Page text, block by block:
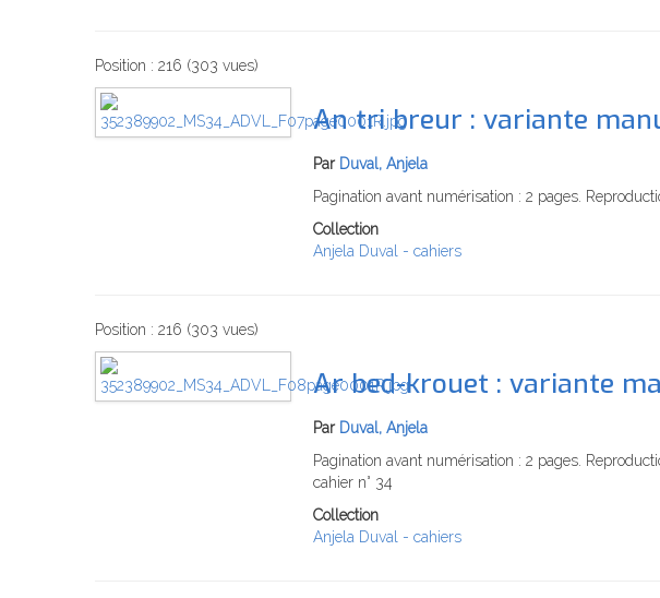
Position : 216 (303 vues)
An tri breur : variante
Par Duval, Anjela
Pagination avant numérisation : 2 pages.
Collection
Anjela Duval - cahiers
Position : 216 (303 vues)
Ar bed-krouet : variante
Par Duval, Anjela
Pagination avant numérisation : 2 pages.
cahier n° 34
Collection
Anjela Duval - cahiers